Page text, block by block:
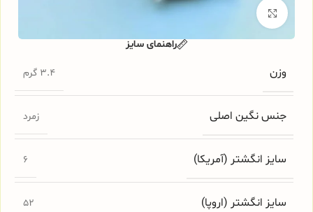
برای بزرگنمایی کلیک کنید
وزن 3.4 گرم
جنس نگین اصلی زمرد
سایز انگشتر (آمریکا) 6
سایز انگشتر (اروپا) 52
راهنمای سایز